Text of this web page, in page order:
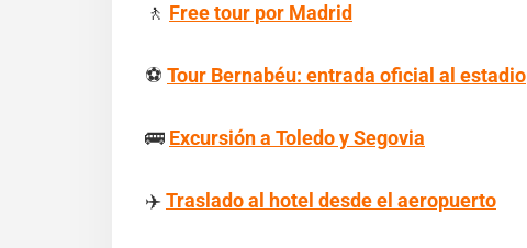
🚶 Free tour por Madrid
⚽ Tour Bernabéu: entrada oficial al estadio
🚌 Excursión a Toledo y Segovia
✈️Traslado al hotel desde el aeropuerto